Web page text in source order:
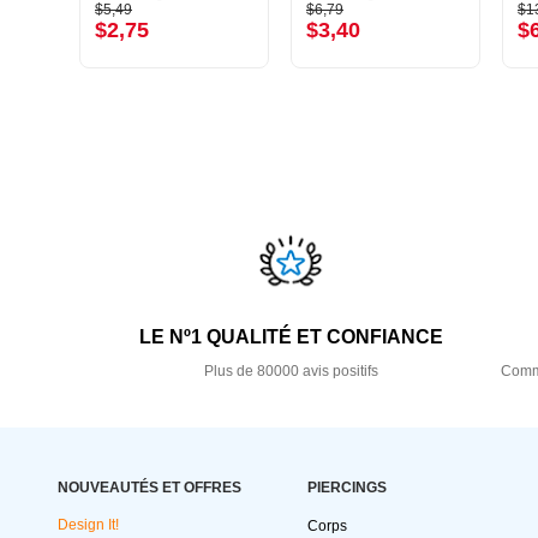
$5,49
$2,75
$6,79
$3,40
LE Nº1 QUALITÉ ET CONFIANCE
Plus de 80000 avis positifs
NOUVEAUTÉS ET OFFRES
Design It!
PIERCINGS
Corps